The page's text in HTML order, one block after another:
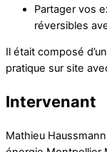
Partager vos
réversibles
Il était composé
pratique sur site
Intervenant
Mathieu